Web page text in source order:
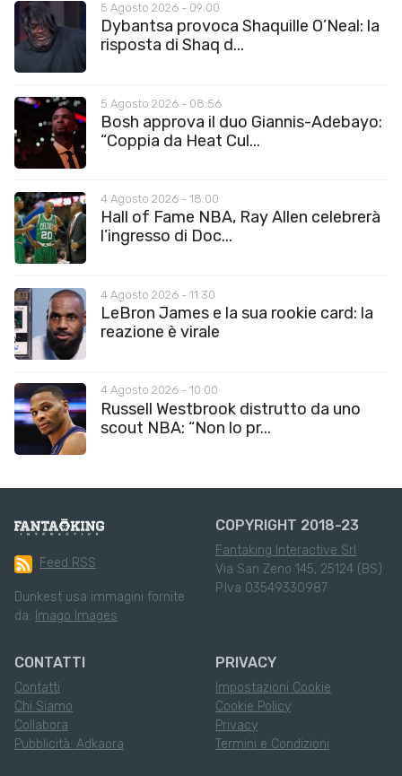
5 Agosto 2026 - 09:00
Dybantsa provoca Shaquille O’Neal: la
risposta di Shaq d...
5 Agosto 2026 - 08:56
Bosh approva il duo Giannis-Adebayo:
“Coppia da Heat Cul...
4 Agosto 2026 - 18:00
Hall of Fame NBA, Ray Allen celebrerà
l’ingresso di Doc...
4 Agosto 2026 - 11:30
LeBron James e la sua rookie card: la
reazione è virale
4 Agosto 2026 - 10:00
Russell Westbrook distrutto da uno
scout NBA: “Non lo pr...
Feed RSS
Dunkest usa immagini fornite
da: Imago Images
COPYRIGHT 2018-23
Fantaking Interactive Srl
Via San Zeno 145, 25124 (BS)
P.Iva 03549330987
CONTATTI
Contatti
Chi Siamo
Collabora
Pubblicità: Adkaora
PRIVACY
Impostazioni Cookie
Cookie Policy
Privacy
Termini e Condizioni